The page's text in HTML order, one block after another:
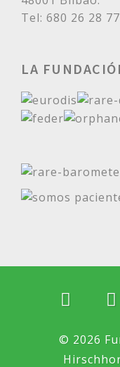
Tel: 680 26 28 77
LA
© 2026